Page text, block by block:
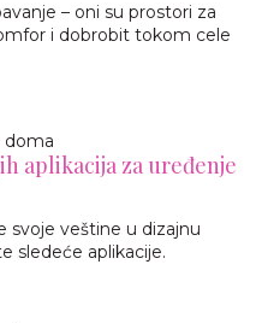
– oni su prostori za
i dobrobit tokom cele
doma
aplikacija za uređenje
svoje veštine u dizajnu
sledeće aplikacije.